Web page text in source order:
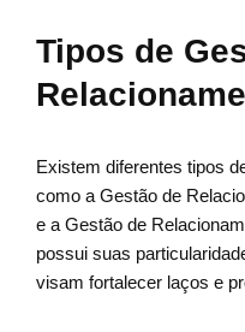
Tipos de
Existem diferentes tipos
como a Gestão de
e a Gestão de
possui suas
visam fortalecer laços e